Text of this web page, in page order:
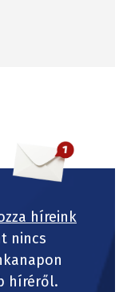
híreink
nincs
híréről.